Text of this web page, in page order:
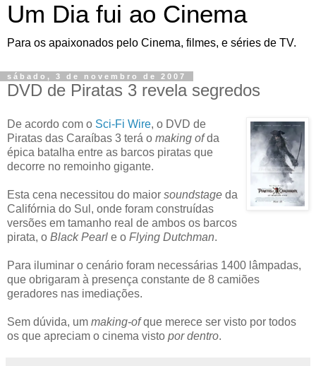
Um Dia fui ao Cinema
Para os apaixonados pelo Cinema, filmes, e séries de TV.
sábado, 3 de novembro de 2007
DVD de Piratas 3 revela segredos
De acordo com o Sci-Fi Wire, o DVD de
Piratas das Caraíbas 3 terá o making ofda
épica batalha entre as barcos piratas que
decorre no remoinho gigante.
Esta cena necessitou do maior soundstage da
Califórnia do Sul, onde foram construídas
versões em tamanho real de ambos os barcos
pirata, o Black Pearl e o Flying Dutchman.
Para iluminar o cenário foram necessárias 1400 lâmpadas,
que obrigaram à presença constante de 8 camiões
geradores nas imediações.
Sem dúvida, um making-ofque merece ser visto por todos
os que apreciam o cinema visto por dentro.